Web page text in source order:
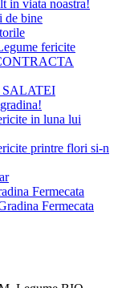
in viata noastra!
de bine
fericite
SALATEI
in luna lui
printre flori si-n
Fermecata
Fermecata